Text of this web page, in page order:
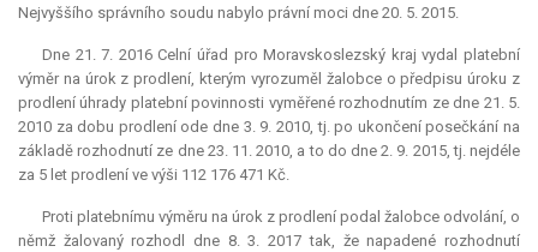
Nejvyššího správního soudu nabylo právní moci dne 20. 5. 2015.
Dne 21. 7. 2016 Celní úřad pro Moravskoslezský kraj vydal platební
výměr na úrok z prodlení, kterým vyrozuměl žalobce o předpisu úroku z
prodlení úhrady platební povinnosti vyměřené rozhodnutím ze dne 21. 5.
2010 za dobu prodlení ode dne 3. 9. 2010, tj. po ukončení posečkání na
základě rozhodnutí ze dne 23. 11. 2010, a to do dne 2. 9. 2015, tj. nejdéle
za 5 let prodlení ve výši 112 176 471 Kč.
Proti platebnímu výměru na úrok z prodlení podal žalobce odvolání, o
němž žalovaný rozhodl dne 8. 3. 2017 tak, že napadené rozhodnutí